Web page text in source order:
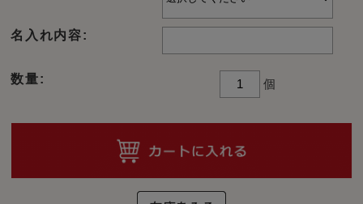
名入れ内容:
数量: 個